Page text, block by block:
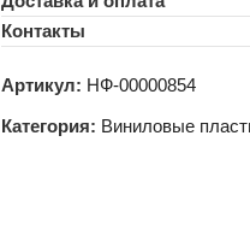
Контакты
Артикул: НФ-00000854
Категория: Виниловые